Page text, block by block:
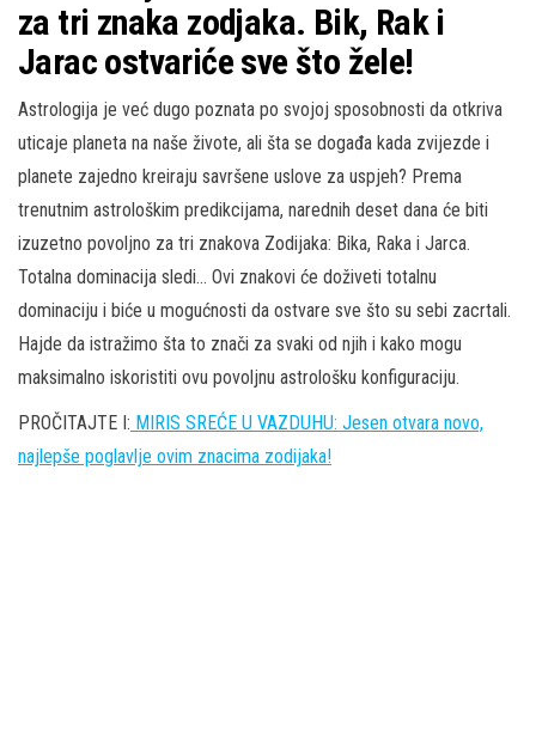
za tri znaka zodjaka. Bik, Rak i
Jarac ostvariće sve što žele!
Astrologija je već dugo poznata po svojoj sposobnosti da otkriva
uticaje planeta na naše živote, ali šta se događa kada zvijezde i
planete zajedno kreiraju savršene uslove za uspjeh? Prema
trenutnim astrološkim predikcijama, narednih deset dana će biti
izuzetno povoljno za tri znakova Zodijaka: Bika, Raka i Jarca.
Totalna dominacija sledi… Ovi znakovi će doživeti totalnu
dominaciju i biće u mogućnosti da ostvare sve što su sebi zacrtali.
Hajde da istražimo šta to znači za svaki od njih i kako mogu
maksimalno iskoristiti ovu povoljnu astrološku konfiguraciju.
PROČITAJTE I: MIRIS SREĆE U VAZDUHU: Jesen otvara novo,
najlepše poglavlje ovim znacima zodijaka!